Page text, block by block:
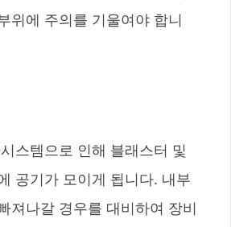
위에 주의를 기울여야 합니
스템으로 인해 블래스터 및
공기가 모이게 됩니다. 내부
져나갈 경우를 대비하여 장비